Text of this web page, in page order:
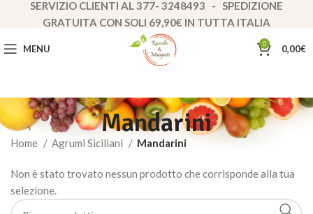
MENU 0 0,00€
Mandarini
Home Agrumi Siciliani Mandarini
Non è stato trovato nessun prodotto che corrisponde alla tua
selezione.
SERVIZIO CLIENTI AL 377- 3248493 - SPEDIZIONE
GRATUITA CON SOLI 69,90€ IN TUTTA ITALIA